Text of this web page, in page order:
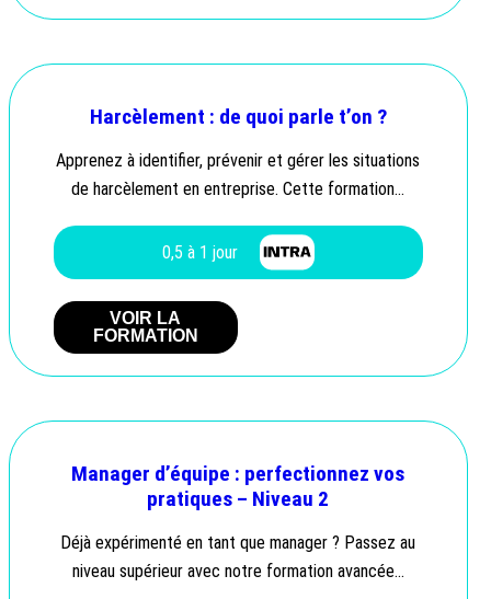
Harcèlement : de quoi parle t’on ?
Apprenez à identifier, prévenir et gérer les situations
de harcèlement en entreprise. Cette formation…
0,5 à 1 jour
VOIR LA
FORMATION
Manager d’équipe : perfectionnez vos
pratiques – Niveau 2
Déjà expérimenté en tant que manager ? Passez au
niveau supérieur avec notre formation avancée…